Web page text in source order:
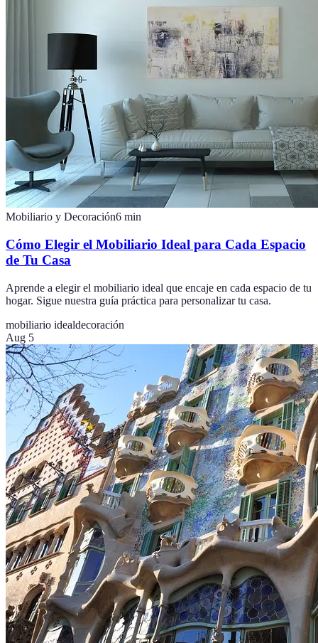
Mobiliario y Decoración6 min
Cómo Elegir el Mobiliario Ideal para Cada Espacio
de Tu Casa
Aprende a elegir el mobiliario ideal que encaje en cada espacio de tu
hogar. Sigue nuestra guía práctica para personalizar tu casa.
mobiliario idealdecoración
Aug 5